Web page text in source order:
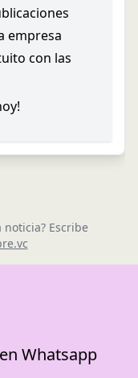
empresa
con las
Escribe
Whatsapp